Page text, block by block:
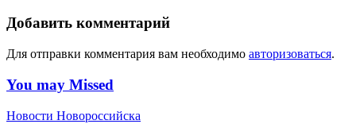
Добавить комментарий
Для отправки комментария вам необходимо авторизоваться.
You may Missed
Новости Новороссийска